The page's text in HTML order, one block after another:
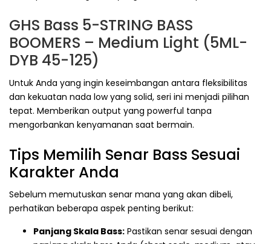
GHS Bass 5-STRING BASS
BOOMERS – Medium Light (5ML-
DYB 45-125)
Untuk Anda yang ingin keseimbangan antara fleksibilitas
dan kekuatan nada low yang solid, seri ini menjadi pilihan
tepat. Memberikan output yang powerful tanpa
mengorbankan kenyamanan saat bermain.
Tips Memilih Senar Bass Sesuai
Karakter Anda
Sebelum memutuskan senar mana yang akan dibeli,
perhatikan beberapa aspek penting berikut:
Panjang Skala Bass: Pastikan senar sesuai dengan